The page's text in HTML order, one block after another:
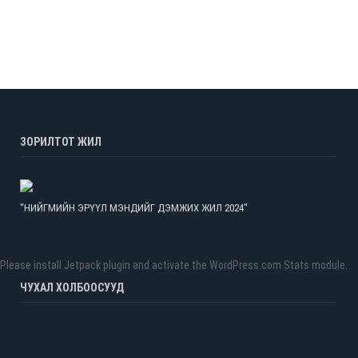
ЗОРИЛТОТ ЖИЛ
"НИЙГМИЙН ЭРҮҮЛ МЭНДИЙГ ДЭМЖИХ ЖИЛ 2024"
Please install Jetpack plugin and activate the WordPress.com Stats module.
ЧУХАЛ ХОЛБООСУУД